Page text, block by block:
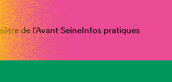
de l’Avant SeineInfos pratiques